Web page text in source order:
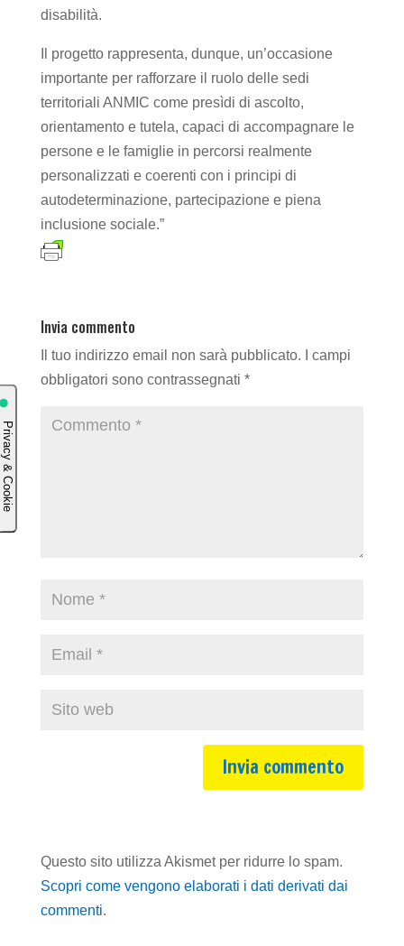
disabilità.
Il progetto rappresenta, dunque, un’occasione
importante per rafforzare il ruolo delle sedi
territoriali ANMIC come presìdi di ascolto,
orientamento e tutela, capaci di accompagnare le
persone e le famiglie in percorsi realmente
personalizzati e coerenti con i principi di
autodeterminazione, partecipazione e piena
inclusione sociale.”
Invia commento
Il tuo indirizzo email non sarà pubblicato.
I campi
obbligatori sono contrassegnati *
Questo sito utilizza Akismet per ridurre lo spam.
Scopri come vengono elaborati i dati derivati dai
commenti.